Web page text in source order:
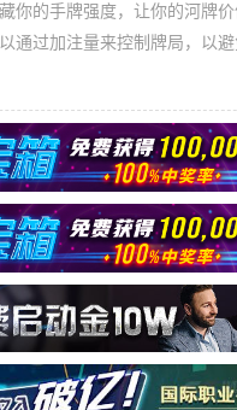
你的手牌强度，让你的河牌
通过加注量来控制牌局，以